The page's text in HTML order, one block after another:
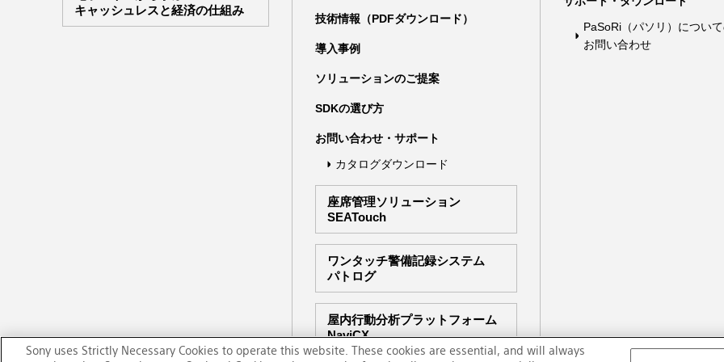
キャッシュレスと経済の仕組み
技術情報（PDFダウンロード）
導入事例
ソリューションのご提案
SDKの選び方
お問い合わせ・サポート
カタログダウンロード
座席管理ソリューション
SEATouch
ワンタッチ警備記録システム
パトログ
屋内行動分析プラットフォーム
NaviCX
PaSoRi（パソリ）につい
お問い合わせ
Sony uses Strictly Necessary Cookies to operate this website. These cookies are essential, and will always